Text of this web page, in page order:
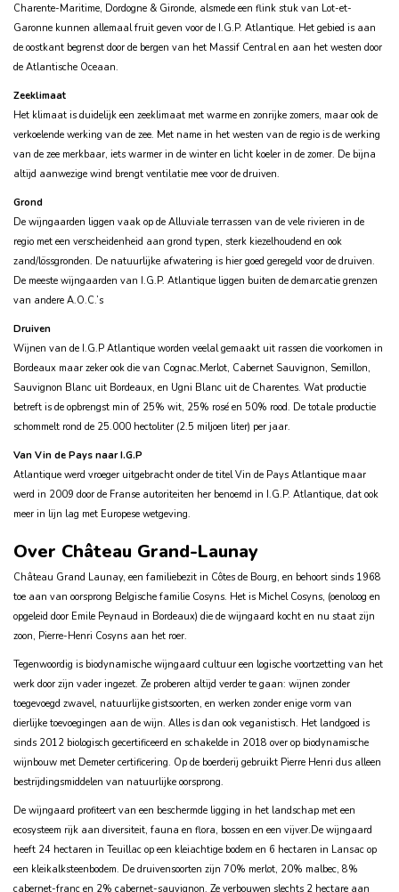
Charente-Maritime, Dordogne & Gironde, alsmede een flink stuk van Lot-et-
Garonne kunnen allemaal fruit geven voor de I.G.P. Atlantique. Het gebied is aan
de oostkant begrenst door de bergen van het Massif Central en aan het westen door
de Atlantische Oceaan.
Zeeklimaat
Het klimaat is duidelijk een zeeklimaat met warme en zonrijke zomers, maar ook de
verkoelende werking van de zee. Met name in het westen van de regio is de werking
van de zee merkbaar, iets warmer in de winter en licht koeler in de zomer. De bijna
altijd aanwezige wind brengt ventilatie mee voor de druiven.
Grond
De wijngaarden liggen vaak op de Alluviale terrassen van de vele rivieren in de
regio met een verscheidenheid aan grond typen, sterk kiezelhoudend en ook
zand/lössgronden. De natuurlijke afwatering is hier goed geregeld voor de druiven.
De meeste wijngaarden van I.G.P. Atlantique liggen buiten de demarcatie grenzen
van andere A.O.C.’s
Druiven
Wijnen van de I.G.P Atlantique worden veelal gemaakt uit rassen die voorkomen in
Bordeaux maar zeker ook die van Cognac.Merlot, Cabernet Sauvignon, Semillon,
Sauvignon Blanc uit Bordeaux, en Ugni Blanc uit de Charentes. Wat productie
betreft is de opbrengst min of 25% wit, 25% rosé en 50% rood. De totale productie
schommelt rond de 25.000 hectoliter (2.5 miljoen liter) per jaar.
Van Vin de Pays naar I.G.P
Atlantique werd vroeger uitgebracht onder de titel Vin de Pays Atlantique maar
werd in 2009 door de Franse autoriteiten her benoemd in I.G.P. Atlantique, dat ook
meer in lijn lag met Europese wetgeving.
Over Château Grand-Launay
Château Grand Launay, een familiebezit in Côtes de Bourg, en behoort sinds 1968
toe aan van oorsprong Belgische familie Cosyns. Het is Michel Cosyns, (oenoloog en
opgeleid door Emile Peynaud in Bordeaux) die de wijngaard kocht en nu staat zijn
zoon, Pierre-Henri Cosyns aan het roer.
Tegenwoordig is biodynamische wijngaard cultuur een logische voortzetting van het
werk door zijn vader ingezet. Ze proberen altijd verder te gaan: wijnen zonder
toegevoegd zwavel, natuurlijke gistsoorten, en werken zonder enige vorm van
dierlijke toevoegingen aan de wijn. Alles is dan ook veganistisch. Het landgoed is
sinds 2012 biologisch gecertificeerd en schakelde in 2018 over op biodynamische
wijnbouw met Demeter certificering. Op de boerderij gebruikt Pierre Henri dus alleen
bestrijdingsmiddelen van natuurlijke oorsprong.
De wijngaard profiteert van een beschermde ligging in het landschap met een
ecosysteem rijk aan diversiteit, fauna en flora, bossen en een vijver.De wijngaard
heeft 24 hectaren in Teuillac op een kleiachtige bodem en 6 hectaren in Lansac op
een kleikalksteenbodem. De druivensoorten zijn 70% merlot, 20% malbec, 8%
cabernet-franc en 2% cabernet-sauvignon. Ze verbouwen slechts 2 hectare aan